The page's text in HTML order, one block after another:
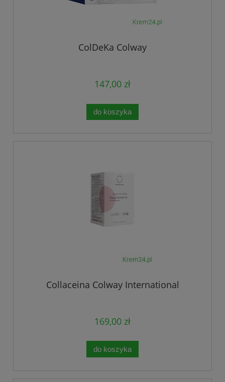
ColDeKa Colway
147,00 zł
do koszyka
Collaceina Colway International
169,00 zł
do koszyka